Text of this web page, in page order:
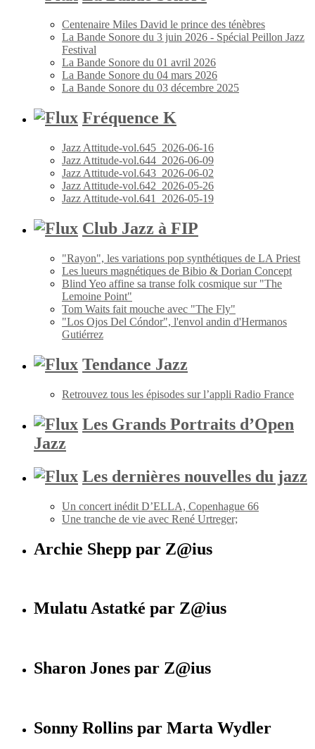
Centenaire Miles David le prince des ténèbres
La Bande Sonore du 3 juin 2026 - Spécial Peillon Jazz
Festival
La Bande Sonore du 01 avril 2026
La Bande Sonore du 04 mars 2026
La Bande Sonore du 03 décembre 2025
Fréquence K
Jazz Attitude-vol.645_2026-06-16
Jazz Attitude-vol.644_2026-06-09
Jazz Attitude-vol.643_2026-06-02
Jazz Attitude-vol.642_2026-05-26
Jazz Attitude-vol.641_2026-05-19
Club Jazz à FIP
"Rayon", les variations pop synthétiques de LA Priest
Les lueurs magnétiques de Bibio & Dorian Concept
Blind Yeo affine sa transe folk cosmique sur "The
Lemoine Point"
Tom Waits fait mouche avec "The Fly"
"Los Ojos Del Cóndor", l'envol andin d'Hermanos
Gutiérrez
Tendance Jazz
Retrouvez tous les épisodes sur l’appli Radio France
Les Grands Portraits d’Open
Jazz
Les dernières nouvelles du jazz
Un concert inédit D’ELLA, Copenhague 66
Une tranche de vie avec René Urtreger;
Archie Shepp par Z@ius
Mulatu Astatké par Z@ius
Sharon Jones par Z@ius
Sonny Rollins par Marta Wydler